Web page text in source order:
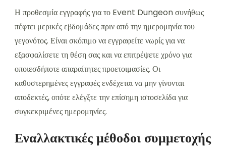
Η προθεσμία εγγραφής για το Event Dungeon συνήθως
πέφτει μερικές εβδομάδες πριν από την ημερομηνία του
γεγονότος. Είναι σκόπιμο να εγγραφείτε νωρίς για να
εξασφαλίσετε τη θέση σας και να επιτρέψετε χρόνο για
οποιεσδήποτε απαραίτητες προετοιμασίες. Οι
καθυστερημένες εγγραφές ενδέχεται να μην γίνονται
αποδεκτές, οπότε ελέγξτε την επίσημη ιστοσελίδα για
συγκεκριμένες ημερομηνίες.
Εναλλακτικές μέθοδοι συμμετοχής